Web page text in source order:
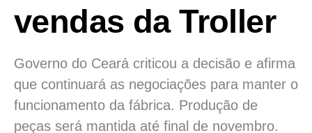
vendas da Troller
Governo do Ceará criticou a decisão e afirma
que continuará as negociações para manter o
funcionamento da fábrica. Produção de
peças será mantida até final de novembro.